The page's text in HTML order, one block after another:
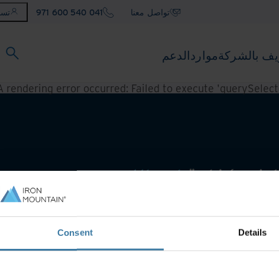
Consent Details
تواصل معنا 971 600 540 041
بالشركةمواردالدعم
rendering error occurred: Failed to execute